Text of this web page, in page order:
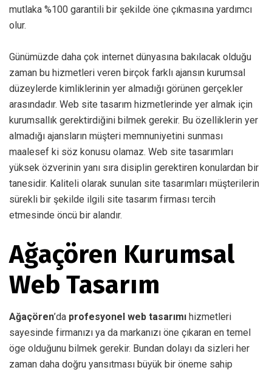
mutlaka %100 garantili bir şekilde öne çıkmasına yardımcı
olur.
Günümüzde daha çok internet dünyasına bakılacak olduğu
zaman bu hizmetleri veren birçok farklı ajansın kurumsal
düzeylerde kimliklerinin yer almadığı görünen gerçekler
arasındadır. Web site tasarım hizmetlerinde yer almak için
kurumsallık gerektirdiğini bilmek gerekir. Bu özelliklerin yer
almadığı ajansların müşteri memnuniyetini sunması
maalesef ki söz konusu olamaz. Web site tasarımları
yüksek özverinin yanı sıra disiplin gerektiren konulardan bir
tanesidir. Kaliteli olarak sunulan site tasarımları müşterilerin
sürekli bir şekilde ilgili site tasarım firması tercih
etmesinde öncü bir alandır.
Ağaçören Kurumsal
Web Tasarım
Ağaçören’da profesyonel web tasarımı hizmetleri
sayesinde firmanızı ya da markanızı öne çıkaran en temel
öge olduğunu bilmek gerekir. Bundan dolayı da sizleri her
zaman daha doğru yansıtması büyük bir öneme sahip